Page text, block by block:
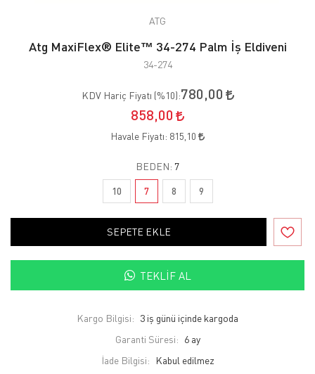
ATG
Atg MaxiFlex® Elite™ 34-274 Palm İş Eldiveni
34-274
KDV Hariç Fiyatı (%10):780,00
858,00
Havale Fiyatı: 815,10
BEDEN: 7
10 7 8 9
SEPETE EKLE
TEKLIF AL
Kargo Bilgisi: 3 iş günü içinde kargoda
Garanti Süresi: 6 ay
İade Bilgisi: